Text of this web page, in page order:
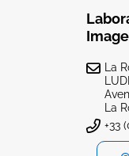
La
La
+33